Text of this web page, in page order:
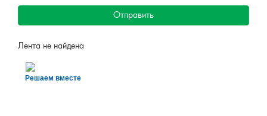
Отправить
Лента не найдена
Решаем вместе